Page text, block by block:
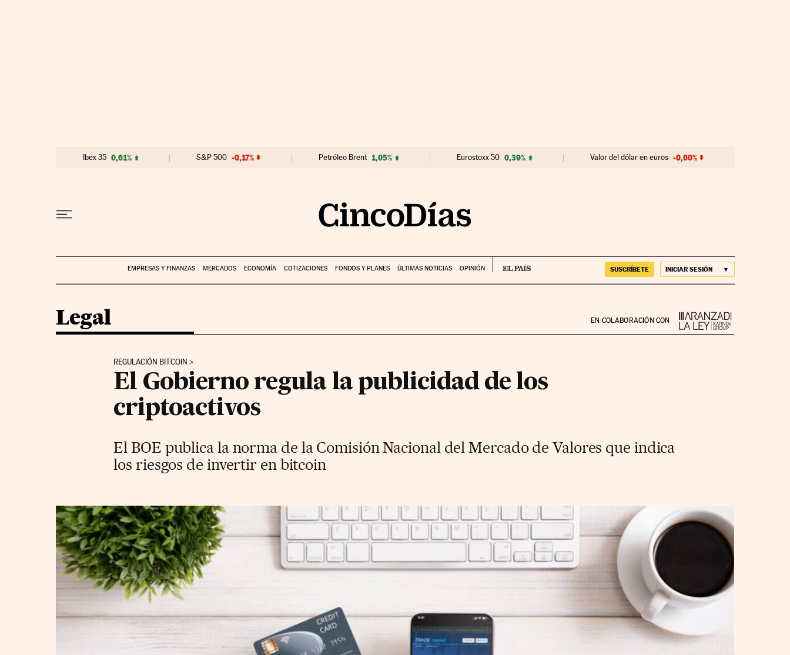
Ibex 35 0,61% S&P 500 -0,17% Petróleo Brent 1,05% Eurostoxx 50 0,39% Valor del dólar en euros -0,00%
EMPRESAS Y FINANZAS MERCADOS ECONOMÍA COTIZACIONES FONDOS Y PLANES ÚLTIMAS NOTICIAS OPINIÓN SUSCRÍBETE INICIAR SESIÓN
EN COLABORACIÓN CON
Legal
REGULACIÓN BITCOIN
El Gobierno regula la publicidad de los
criptoactivos
El BOE publica la norma de la Comisión Nacional del Mercado de Valores que indica
los riesgos de invertir en bitcoin